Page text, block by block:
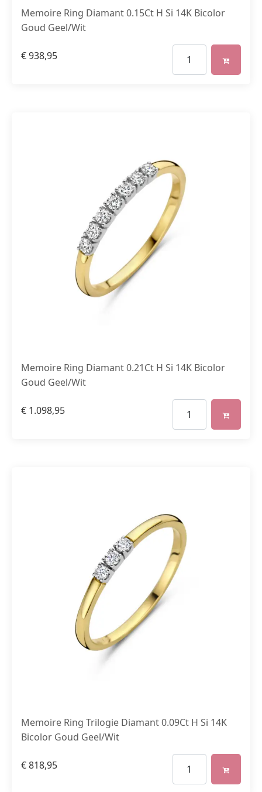
Memoire Ring Diamant 0.15Ct H Si 14K Bicolor
Goud Geel/Wit
€938,95
Memoire Ring Diamant 0.21Ct H Si 14K Bicolor
Goud Geel/Wit
€ 1.098,95
Memoire Ring Trilogie Diamant 0.09Ct H Si 14K
Bicolor Goud Geel/Wit
€818,95